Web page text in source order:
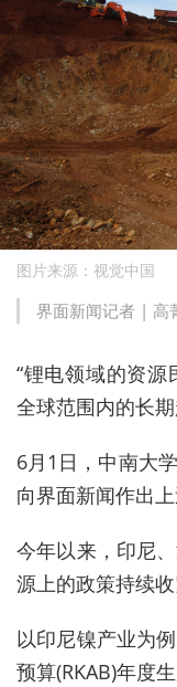
图片来源：视觉中国
界面新闻记者 | 高
“锂电领域的资源
全球范围内的长期
6月1日，中南大
向界面新闻作出上
今年以来，印尼
源上的政策持续收
以印尼镍产业为
预算(RKAB)年度